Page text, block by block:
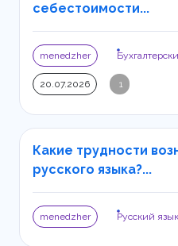
себестоимости...
menedzher
20.07.2026 1
Какие трудности
русского языка?...
menedzher Русский язык